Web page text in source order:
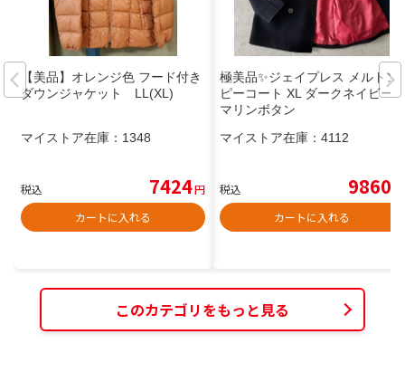
【美品】オレンジ色 フード付き
ダウンジャケット LL(XL)
マイストア在庫： 1348
税込 7424円
カートに入れる
極美品✨️ジェイプレス メルトン
ピーコート XL ダークネイビー
マリンボタン
マイストア在庫： 4112
税込 9860
カートに入れる
このカテゴリをもっと見る